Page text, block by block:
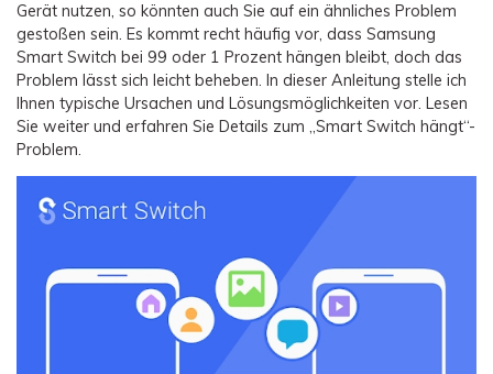
Gerät nutzen, so könnten auch Sie auf ein ähnliches Problem
gestoßen sein. Es kommt recht häufig vor, dass Samsung
Smart Switch bei 99 oder 1 Prozent hängen bleibt, doch das
Problem lässt sich leicht beheben. In dieser Anleitung stelle ich
Ihnen typische Ursachen und Lösungsmöglichkeiten vor. Lesen
Sie weiter und erfahren Sie Details zum „Smart Switch hängt“-
Problem.